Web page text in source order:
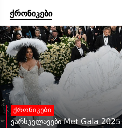
ქრონიკები
ქრონიკები
ვარსკვლავები Met Gala